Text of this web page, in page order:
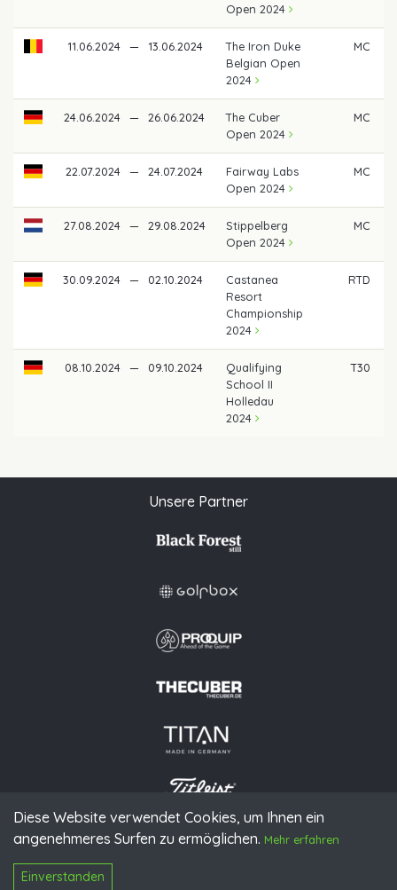
Diese Website verwendet Cookies, um Ihnen ein
angenehmeres Surfen zu ermöglichen. Mehr erfahren
Einverstanden
Open 2024
11.06.2024 — 13.06.2024
The Iron Duke
Belgian Open
2024
MC
24.06.2024 — 26.06.2024
The Cuber
Open 2024
MC
22.07.2024 — 24.07.2024
Fairway Labs
Open 2024
MC
27.08.2024 — 29.08.2024
Stippelberg
Open 2024
MC
30.09.2024 — 02.10.2024
Castanea
Resort
Championship
2024
RTD
08.10.2024 — 09.10.2024
Qualifying
School II
Holledau
2024
T30
Unsere Partner
© 2026 PGAoG